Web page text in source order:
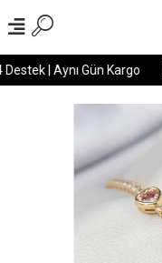
| Aynı Gün Kargo